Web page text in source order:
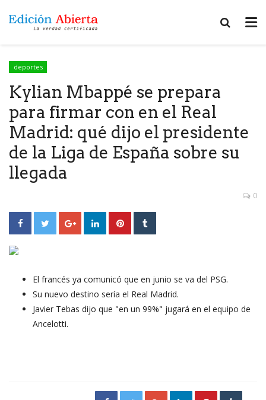
deportes
Kylian Mbappé se prepara
para firmar con en el Real
Madrid: qué dijo el presidente
de la Liga de España sobre su
llegada
0
El francés ya comunicó que en junio se va del PSG.
Su nuevo destino sería el Real Madrid.
Javier Tebas dijo que "en un 99%" jugará en el equipo de
Ancelotti.